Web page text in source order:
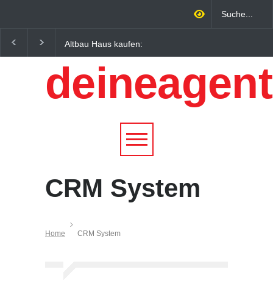
Altbau Haus kaufen:
Unterschiede zwischen
Süddeutschland und
Österreich einfach erklärt
Wirtschaftsfaktor: Wie
Qualitätstourismus
profitieren
CRM System
Home CRM System